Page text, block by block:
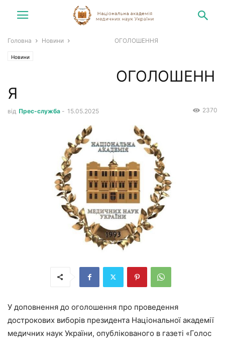
Головна Новини ОГОЛОШЕННЯ
Новини
ОГОЛОШЕНН
Я
від Прес-служба - 15.05.2025 2370
У доповнення до оголошення про проведення
дострокових виборів президента Національної академії
медичних наук України, опублікованого в газеті «Голос